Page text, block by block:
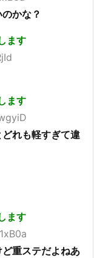
かな？
ます
ます
れも軽すぎて違
ます
重ステだよねあ